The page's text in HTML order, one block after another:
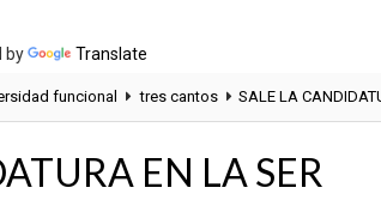
by Translate
funcional tres cantos SALE LA
EN LA SER